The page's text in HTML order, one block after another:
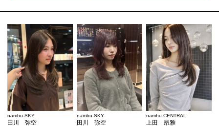
nambu-SKY
田川 弥空
nambu-SKY
田川 弥空
nambu-CENTRAL
上田 昂雅